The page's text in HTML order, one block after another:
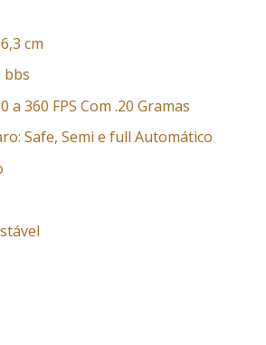
cm
bbs
a 360 FPS Com .20 Gramas
Safe, Semi e full Automático